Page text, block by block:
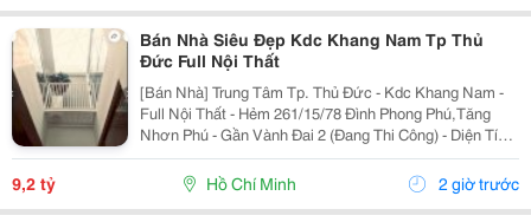
Bán Nhà Siêu Đẹp Kdc Khang Nam Tp Thủ
Đức Full Nội Thất
[Bán Nhà] Trung Tâm Tp. Thủ Đức - Kdc Khang Nam -
Full Nội Thất - Hẻm 261/15/78 Đình Phong Phú,Tăng
Nhơn Phú - Gần Vành Đai 2 (Đang Thi Công) - Diện Tích
Lý Tưởng: 5.6M X 14.2M (Tổng Diện Tích Công Nhận:
80M2). - Kết Cấu Kiên Cố: 1 Trệt, 2 Lầu,...
9,2 tỷ Hồ Chí Minh 2 giờ trước